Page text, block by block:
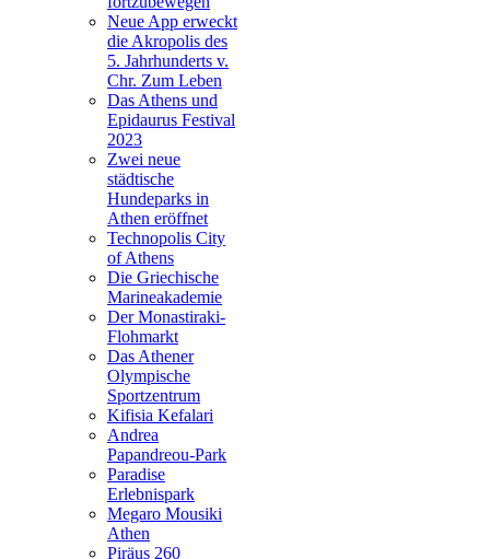
Neue App erweckt
die Akropolis des
5. Jahrhunderts v.
Chr. Zum Leben
Das Athens und
Epidaurus Festival
2023
Zwei neue
städtische
Hundeparks in
Athen eröffnet
Technopolis City
of Athens
Die Griechische
Marineakademie
Der Monastiraki-
Flohmarkt
Das Athener
Olympische
Sportzentrum
Kifisia Kefalari
Andrea
Papandreou-Park
Paradise
Erlebnispark
Megaro Mousiki
Athen
Piräus 260